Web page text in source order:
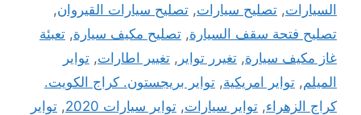
السيارات, تصليح سيارات, تصليح سيارات القيروان,
تصليح فتحة سقف السيارة, تصليح مكيف سيارة, تعبئة
غاز مكيف سيارة, تغيرر تواير , تغيير اطارات, تواير
الميلم, تواير امريكية, تواير بريجستون. كراج الكويت.
كراج الزهراء, تواير سيارات, تواير سيارات 2020 , تواير